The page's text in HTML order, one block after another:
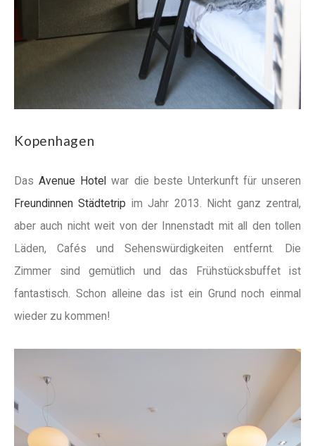
Kopenhagen
DasAvenue Hotel war die beste Unterkunft für unseren
Freundinnen Städtetrip im Jahr 2013. Nicht ganz zentral,
aber auch nicht weit von der Innenstadt mit all den tollen
Läden, Cafés und Sehenswürdigkeiten entfernt. Die
Zimmer sind gemütlich und das Frühstücksbuffet ist
fantastisch. Schon alleine das ist ein Grund noch einmal
wieder zu kommen!